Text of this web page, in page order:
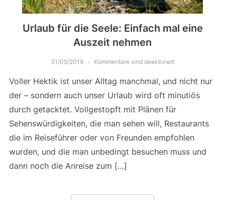
Urlaub für die Seele: Einfach mal eine
Auszeit nehmen
31/05/2019 Kommentare sind deaktiviert
Voller Hektik ist unser Alltag manchmal, und nicht nur
der – sondern auch unser Urlaub wird oft minutiös
durch getacktet. Vollgestopft mit Plänen für
Sehenswürdigkeiten, die man sehen will, Restaurants
die im Reiseführer oder von Freunden empfohlen
wurden, und die man unbedingt besuchen muss und
dann noch die Anreise zum […]